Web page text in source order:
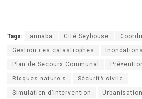
Tags: annaba Cité Seybouse
Gestion des catastrophes Inondations
Plan de Secours Communal
Risques naturels Sécurité civile
Simulation d’intervention